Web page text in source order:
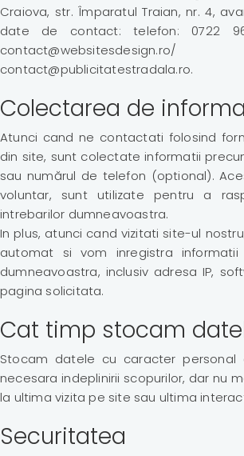
Craiova, str. Împaratul Traian, nr. 4,
date de contact: telefon: 0722
contact@websitesdesign.ro/
contact@publicitatestradala.ro.
Colectarea de
Atunci cand ne contactati folosind
din site, sunt colectate informatii
sau numărul de telefon (optional).
voluntar, sunt utilizate pentru a
intrebarilor dumneavoastra.
In plus, atunci cand vizitati site-ul
automat si vom inregistra
dumneavoastra, inclusiv adresa IP,
pagina solicitata.
Cat timp stocam
Stocam datele cu caracter personal
necesara indeplinirii scopurilor, dar nu
la ultima vizita pe site sau ultima
Securitatea